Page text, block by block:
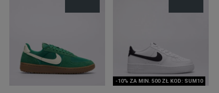
-10% ZA MIN. 500 ZŁ KOD: SUM10